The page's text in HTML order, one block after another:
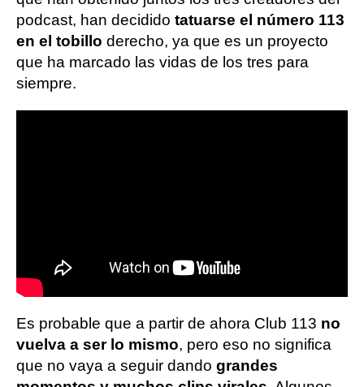
podcast, han decidido tatuarse el número 113
en el tobillo derecho, ya que es un proyecto
que ha marcado las vidas de los tres para
siempre.
Es probable que a partir de ahora Club 113 no
vuelva a ser lo mismo, pero eso no significa
que no vaya a seguir dando grandes